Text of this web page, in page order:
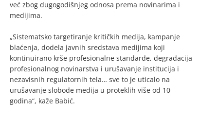
već zbog dugogodišnjeg odnosa prema novinarima i
medijima.
„Sistematsko targetiranje kritičkih medija, kampanje
blaćenja, dodela javnih sredstava medijima koji
kontinuirano krše profesionalne standarde, degradacija
profesionalnog novinarstva i urušavanje institucija i
nezavisnih regulatornih tela… sve to je uticalo na
urušavanje slobode medija u proteklih više od 10
godina“, kaže Babić.